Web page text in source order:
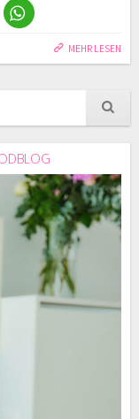
MEHR LESEN